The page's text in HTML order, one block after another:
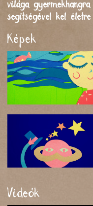
világa
segítségével kel
Képek
Videók